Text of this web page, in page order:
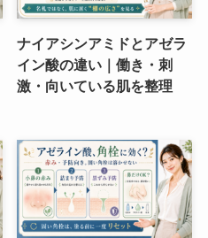
ナイアシンアミドとアゼラ
イン酸の違い｜働き・刺
激・向いている肌を整理